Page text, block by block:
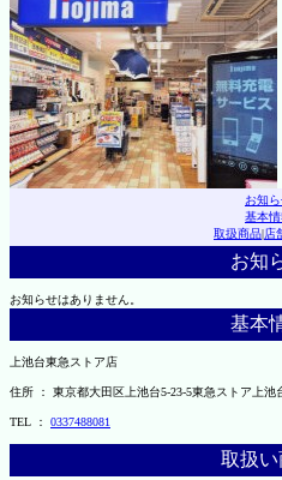
お知
基本情
取扱商品|店
お知
お知らせはありません。
基本
上池台東急ストア店
住所 ： 東京都大田区上池台5-23-5東急ストア上池
TEL ： 0337488081
取扱い